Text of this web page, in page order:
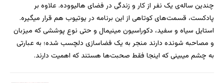
چندین ساله‌ی یک نفر از کار و زندگی در فضای هالیووده. علاوه بر
پادکست، قسمت‌های کوتاهی از این برنامه در یوتیوب هم قرار میگیره.
استایل سیاه و سفید، دکوراسیون مینیمال و حتی نوع پوششی که میزبان
و مصاحبه شونده دارند منجر به یک فضاسازی دلچسب شده؛ به عبارتی
به چشم میبینی که اینجا فقط صحبت‌ها هستند که اهمیت دارند.